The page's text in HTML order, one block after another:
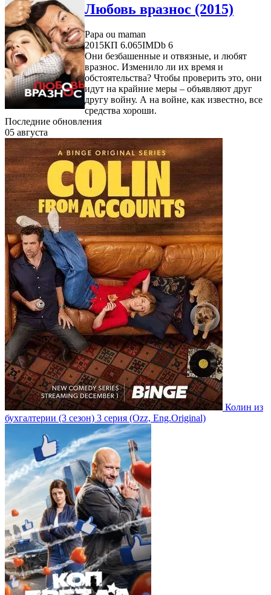
Любовь вразнос (2015)
Papa ou maman
2015КП 6.065IMDb 6
Они безбашенные и отвязные, и любят
вразнос. Изменило ли их время и
обстоятельства? Чтобы проверить это, они
идут на крайние меры – объявляют друг
другу войну. А на войне, как известно, все
средства хороши.
Последние обновления
05 августа
Колин из
бухгалтерии (3 сезон) 3 серия (Ozz, Eng.Original)